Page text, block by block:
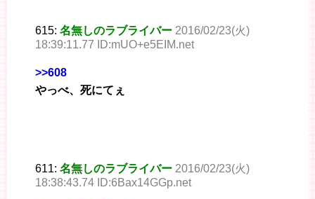
615: 名無しのラブライバー 2016/02/23(火)
18:39:11.77 ID:mUO+e5EIM.net
>>608
やっべ、死にてぇ
611: 名無しのラブライバー 2016/02/23(火)
18:38:43.74 ID:6Bax14GGp.net